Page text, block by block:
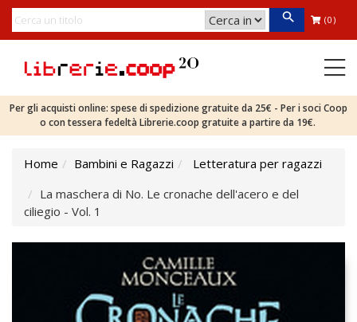
(0)
Per gli acquisti online: spese di spedizione gratuite da 25€ - Per i soci Coop
o con tessera fedeltà Librerie.coop gratuite a partire da 19€.
Home Bambini e Ragazzi
Letteratura per ragazzi
La maschera di No. Le cronache dell'acero e del
ciliegio - Vol. 1